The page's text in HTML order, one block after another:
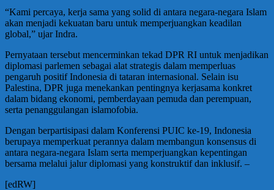
“Kami percaya, kerja sama yang solid di antara negara-negara Islam
akan menjadi kekuatan baru untuk memperjuangkan keadilan
global,” ujar Indra.
Pernyataan tersebut mencerminkan tekad DPR RI untuk menjadikan
diplomasi parlemen sebagai alat strategis dalam memperluas
pengaruh positif Indonesia di tataran internasional. Selain isu
Palestina, DPR juga menekankan pentingnya kerjasama konkret
dalam bidang ekonomi, pemberdayaan pemuda dan perempuan,
serta penanggulangan islamofobia.
Dengan berpartisipasi dalam Konferensi PUIC ke-19, Indonesia
berupaya memperkuat perannya dalam membangun konsensus di
antara negara-negara Islam serta memperjuangkan kepentingan
bersama melalui jalur diplomasi yang konstruktif dan inklusif. –
[edRW]